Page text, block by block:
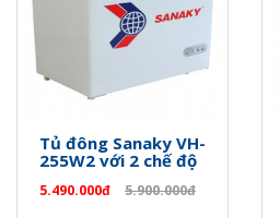
Tủ đông Sanaky VH-
255W2 với 2 chế độ
5.490.000đ 5.900.000đ